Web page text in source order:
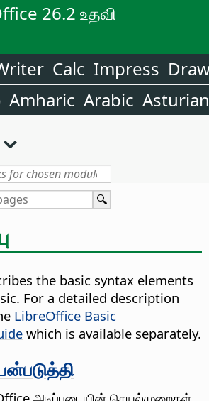
26.2 உதவி
Calc Impress
Amharic Arabic Asturian
the basic syntax elements
For a detailed description
LibreOffice Basic
which is available separately.